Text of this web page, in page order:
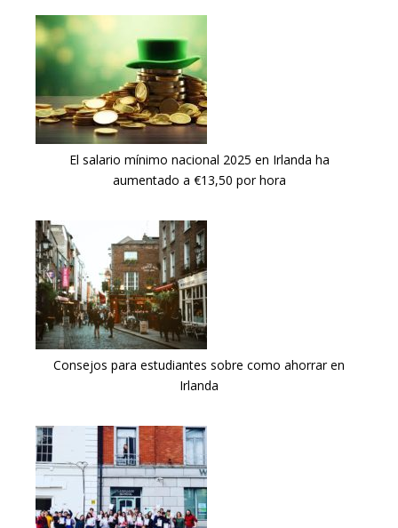
El salario mínimo nacional 2025 en Irlanda ha
aumentado a €13,50 por hora
Consejos para estudiantes sobre como ahorrar en
Irlanda